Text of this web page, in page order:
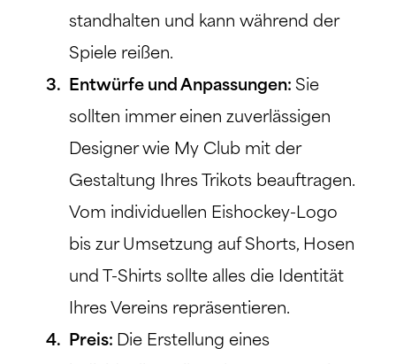
standhalten und kann während der
Spiele reißen.
Entwürfe und Anpassungen: Sie
sollten immer einen zuverlässigen
Designer wie My Club mit der
Gestaltung Ihres Trikots beauftragen.
Vom individuellen Eishockey-Logo
bis zur Umsetzung auf Shorts, Hosen
und T-Shirts sollte alles die Identität
Ihres Vereins repräsentieren.
Preis: Die Erstellung eines